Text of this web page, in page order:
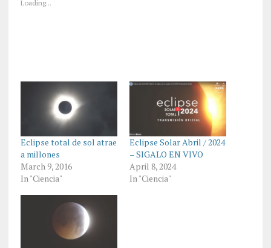
Loading...
Eclipse total de sol atrae
a millones
March 9, 2016
In "Ciencia"
Eclipse Solar Abril / 2024
– SIGALO EN VIVO
April 8, 2024
In "Ciencia"